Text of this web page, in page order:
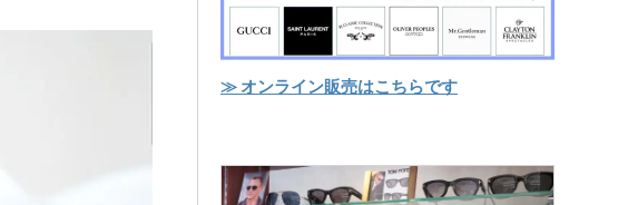
≫ オンライン販売はこちらです